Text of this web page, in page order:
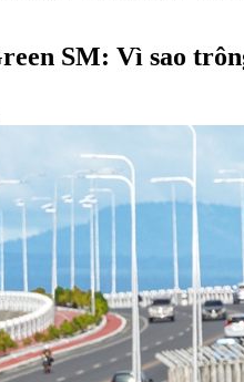
SM: Vì sao